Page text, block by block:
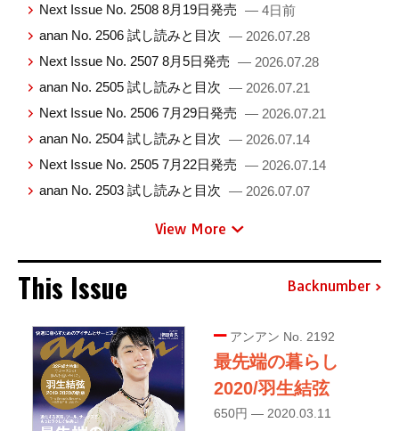
Next Issue No. 2508 8月19日発売 — 4日前
anan No. 2506 試し読みと目次 — 2026.07.28
Next Issue No. 2507 8月5日発売 — 2026.07.28
anan No. 2505 試し読みと目次 — 2026.07.21
Next Issue No. 2506 7月29日発売 — 2026.07.21
anan No. 2504 試し読みと目次 — 2026.07.14
Next Issue No. 2505 7月22日発売 — 2026.07.14
anan No. 2503 試し読みと目次 — 2026.07.07
View More
This Issue Backnumber
アンアン No. 2192
最先端の暮らし
2020/羽生結弦
650円 — 2020.03.11